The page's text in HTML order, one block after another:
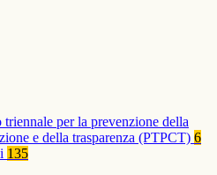
triennale per la prevenzione della
e della trasparenza (PTPCT) 6
135